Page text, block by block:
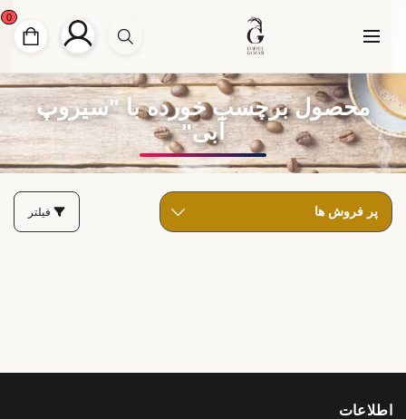
0
محصول برچسب خورده با "سیروپ
آبی"
فیلتر
اطلاعات